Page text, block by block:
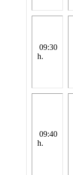
09:30
h.
09:40
h.